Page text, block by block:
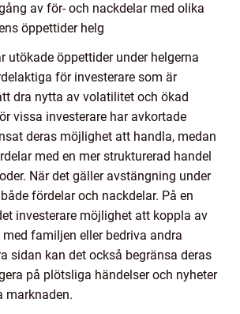
av för- och nackdelar med olika
öppettider helg
utökade öppettider under helgerna
för investerare som är
dra nytta av volatilitet och ökad
vissa investerare har avkortade
deras möjlighet att handla, medan
med en mer strukturerad handel
När det gäller avstängning under
fördelar och nackdelar. På en
investerare möjlighet att koppla av
familjen eller bedriva andra
sidan kan det också begränsa deras
på plötsliga händelser och nyheter
marknaden.